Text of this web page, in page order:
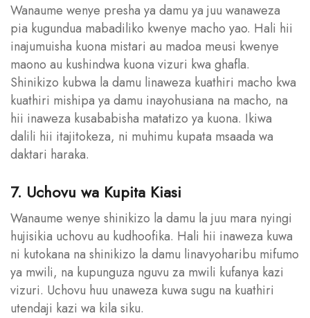
Wanaume wenye presha ya damu ya juu wanaweza
pia kugundua mabadiliko kwenye macho yao. Hali hii
inajumuisha kuona mistari au madoa meusi kwenye
maono au kushindwa kuona vizuri kwa ghafla.
Shinikizo kubwa la damu linaweza kuathiri macho kwa
kuathiri mishipa ya damu inayohusiana na macho, na
hii inaweza kusababisha matatizo ya kuona. Ikiwa
dalili hii itajitokeza, ni muhimu kupata msaada wa
daktari haraka.
7. Uchovu wa Kupita Kiasi
Wanaume wenye shinikizo la damu la juu mara nyingi
hujisikia uchovu au kudhoofika. Hali hii inaweza kuwa
ni kutokana na shinikizo la damu linavyoharibu mifumo
ya mwili, na kupunguza nguvu za mwili kufanya kazi
vizuri. Uchovu huu unaweza kuwa sugu na kuathiri
utendaji kazi wa kila siku.